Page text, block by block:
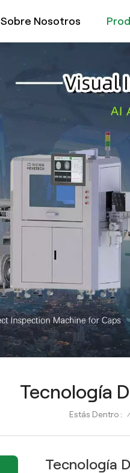
Sobre Nosotros
Tecnología
Estás Dentro : /
Tecnología